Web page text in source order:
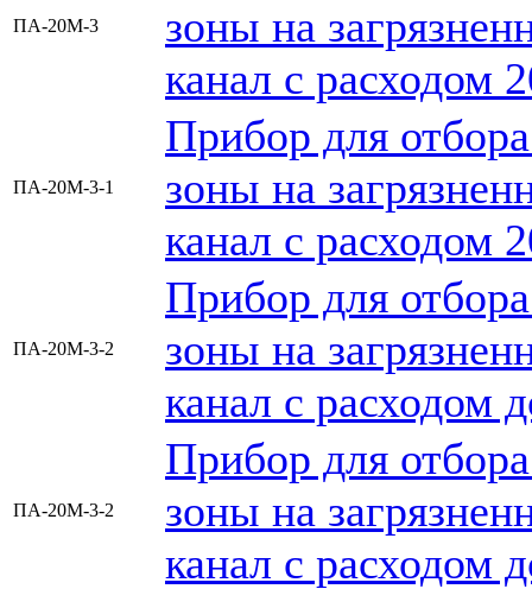
ПА-20М-3
зоны на
канал с расходом
ПА-20М-3-1
Прибор для
зоны на
канал с расходом
ПА-20М-3-2
Прибор для
зоны на
канал с расходом
ПА-20М-3-2
Прибор для
зоны на
канал с расходом